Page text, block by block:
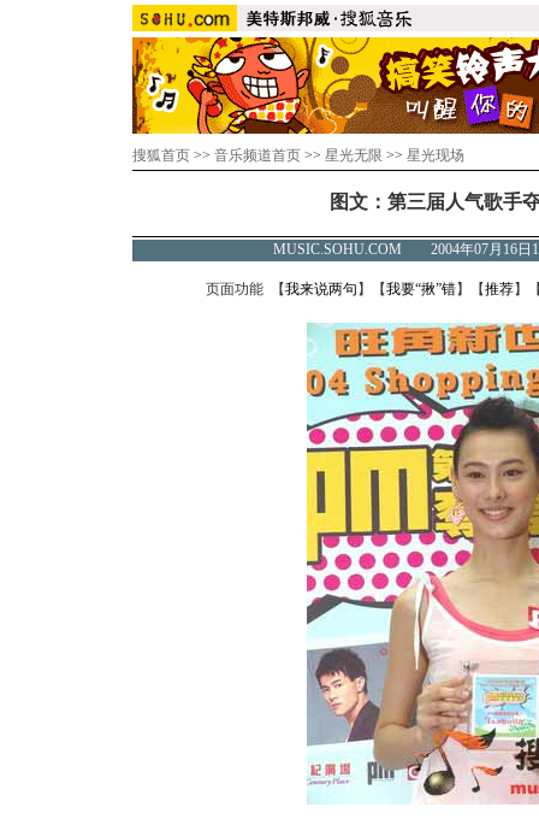
搜狐首页 >> 音乐频道首页 >> 星光无限 >> 星光现场
图文：第三届人气歌手
MUSIC.SOHU.COM 2004年07月16
页面功能 【我来说两句 】【我要“揪”错】【推荐】